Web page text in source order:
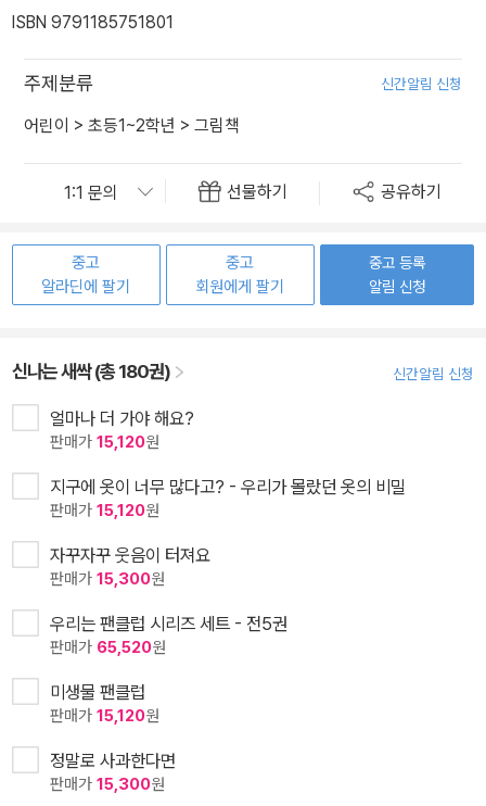
ISBN 9791185751801
주제분류 신간알림 신청
어린이 > 초등1~2학년 > 그림책
선물하기 공유하기
중고
알라딘에 팔기
중고
회원에게 팔기
중고 등록
알림 신청
신나는 새싹 (총 180권) 신간알림 신청
얼마나 더 가야 해요?
판매가 15,120원
지구에 옷이 너무 많다고? - 우리가 몰랐던 옷의 비밀
판매가 15,120원
자꾸자꾸 웃음이 터져요
판매가 15,300원
우리는 팬클럽 시리즈 세트 - 전5권
판매가 65,520원
미생물 팬클럽
판매가 15,120원
정말로 사과한다면
판매가 15,300원